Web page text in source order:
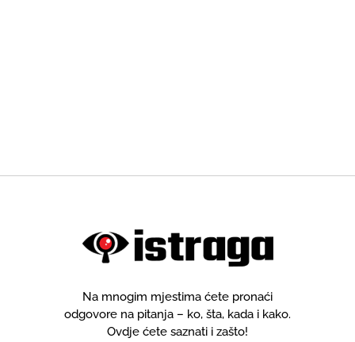
Na mnogim mjestima ćete pronaći
odgovore na pitanja – ko, šta, kada i kako.
Ovdje ćete saznati i zašto!